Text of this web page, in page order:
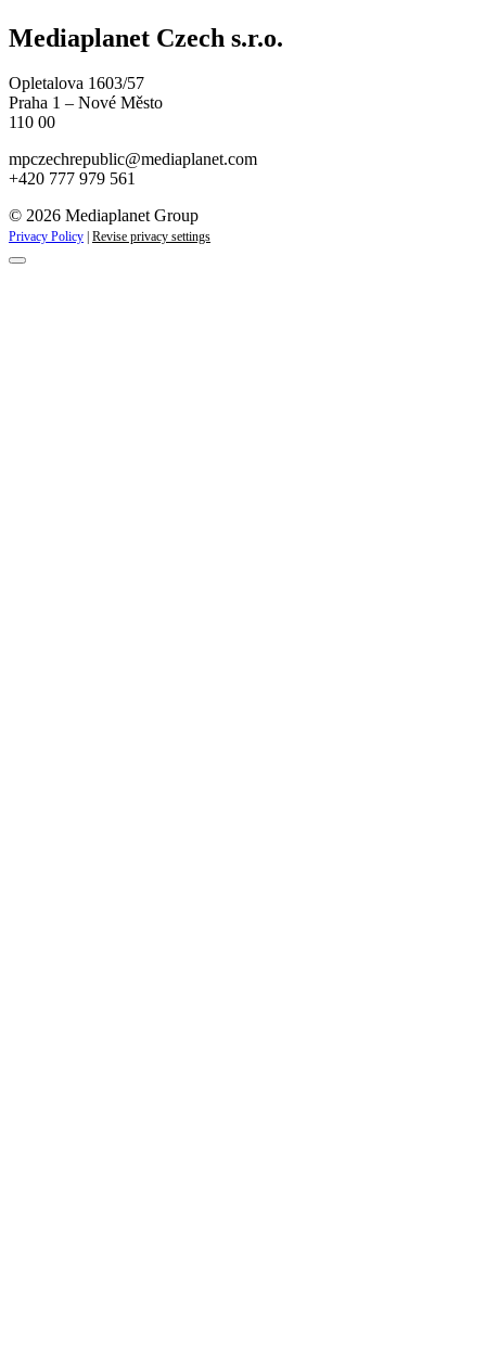
Mediaplanet Czech s.r.o.
Opletalova 1603/57
Praha 1 – Nové Město
110 00
mpczechrepublic@mediaplanet.com
+420 777 979 561
© 2026 Mediaplanet Group
Privacy Policy Revise privacy settings